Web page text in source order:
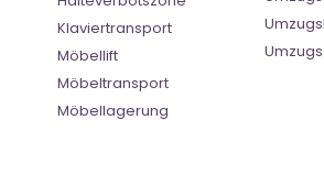
Klaviertransport
Möbellift
Möbeltransport
Möbellagerung